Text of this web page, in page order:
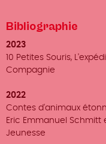
Bibliographie
2023
10 Petites Souris,
Compagnie
2022
Contes d'animaux
Eric Emmanuel
Jeunesse